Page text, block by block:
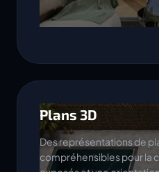
Plans 3D
Des représentations de
compréhensibles pour la